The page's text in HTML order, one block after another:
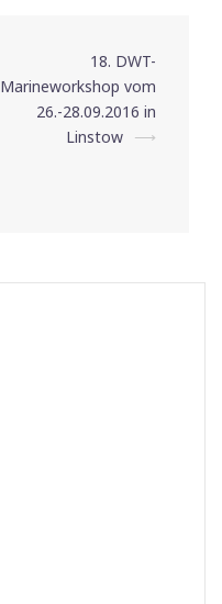
18. DWT-
Marineworkshop vom
26.-28.09.2016 in
Linstow ⟶